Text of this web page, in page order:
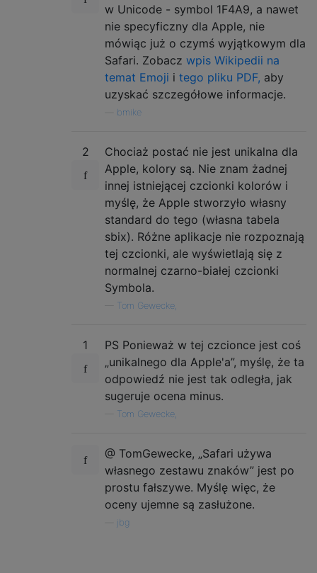
w Unicode - symbol 1F4A9, a nawet
nie specyficzny dla Apple, nie
mówiąc już o czymś wyjątkowym dla
Safari. Zobacz wpis Wikipedii na
temat Emoji i tego pliku PDF, aby
uzyskać szczegółowe informacje.
bmike
2
Chociaż postać nie jest unikalna dla
Apple, kolory są. Nie znam żadnej
innej istniejącej czcionki kolorów i
myślę, że Apple stworzyło własny
standard do tego (własna tabela
sbix). Różne aplikacje nie rozpoznają
tej czcionki, ale wyświetlają się z
normalnej czarno-białej czcionki
Symbola.
Tom Gewecke,
1
PS Ponieważ w tej czcionce jest coś
„unikalnego dla Apple'a”, myślę, że ta
odpowiedź nie jest tak odległa, jak
sugeruje ocena minus.
Tom Gewecke,
@ TomGewecke, „Safari używa
własnego zestawu znaków” jest po
prostu fałszywe. Myślę więc, że
oceny ujemne są zasłużone.
jbg